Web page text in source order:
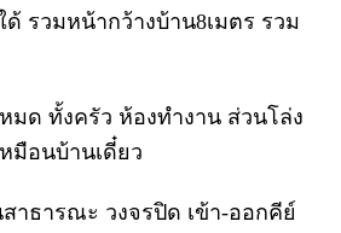
รวมหน้ากว้างบ้าน8เมตร รวม
มด ทั้งครัว ห้องทำงาน ส่วนโล่ง
มือนบ้านเดี๋ยว
าธารณะ วงจรปิด เข้า-ออกคีย์